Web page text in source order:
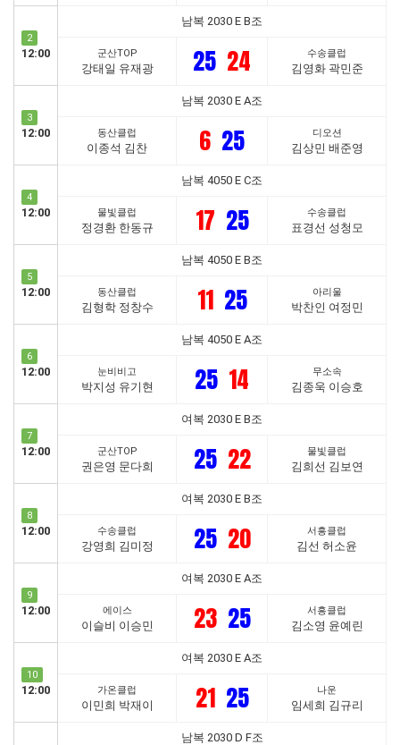
2
12:00
남복 2030 E B조
군산TOP
강태일 유재광 25 24 수송클럽
김영화 곽민준
3
12:00
남복 2030 E A조
동산클럽
이종석 김찬 6 25 디오션
김상민 배준영
4
12:00
남복 4050 E C조
물빛클럽
정경환 한동규 17 25 수송클럽
표경선 성청모
5
12:00
남복 4050 E B조
동산클럽
김형학 정창수 11 25 아리울
박찬인 여정민
6
12:00
남복 4050 E A조
눈비비고
박지성 유기현 25 14 무소속
김종욱 이승호
7
12:00
여복 2030 E B조
군산TOP
권은영 문다희 25 22 물빛클럽
김희선 김보연
8
12:00
여복 2030 E B조
수송클럽
강영희 김미정 25 20 서흥클럽
김선 허소윤
9
12:00
여복 2030 E A조
에이스
이슬비 이승민 23 25 서흥클럽
김소영 윤예린
10
12:00
여복 2030 E A조
가온클럽
이민희 박재이 21 25 나운
임세희 김규리
남복 2030 D F조